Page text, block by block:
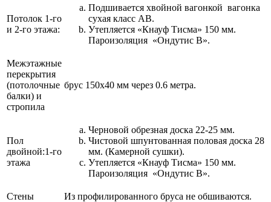
Потолок 1-го
и 2-го этажа:
Подшивается хвойной вагонкой вагонка
сухая класс АВ.
Утепляется «Кнауф Тисма» 150 мм.
Пароизоляция «Ондутис В».
Межэтажные
перекрытия
(потолочные
балки) и
стропила
брус 150х40 мм через 0.6 метра.
Пол
двойной:1-го
этажа
Черновой обрезная доска 22-25 мм.
Чистовой шпунтованная половая доска 28
мм. (Камерной сушки).
Утепляется «Кнауф Тисма» 150 мм.
Пароизоляция «Ондутис В».
Стены Из профилированного бруса не обшиваются.